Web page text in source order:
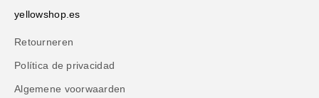
yellowshop.es
Retourneren
Política de privacidad
Algemene voorwaarden